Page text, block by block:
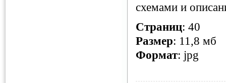
схемами и
Страниц: 40
Размер: 11,8 мб
Формат: jpg